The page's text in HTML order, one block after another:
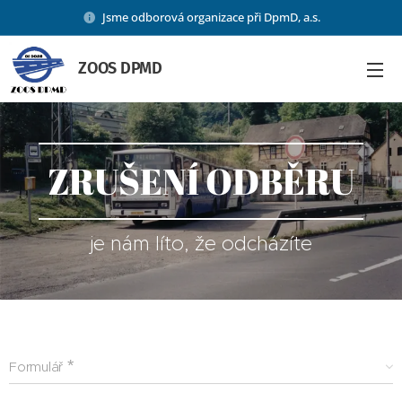
Jsme odborová organizace při DpmD, a.s.
ZOOS DPMD
ZRUŠENÍ ODBĚRU
je nám líto, že odcházíte
Formulář